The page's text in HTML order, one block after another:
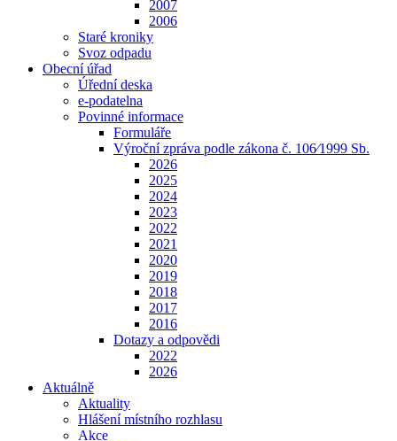
2007
2006
Staré kroniky
Svoz odpadu
Obecní úřad
Úřední deska
e-podatelna
Povinné informace
Formuláře
Výroční zpráva podle zákona č. 106⁄1999 Sb.
2026
2025
2024
2023
2022
2021
2020
2019
2018
2017
2016
Dotazy a odpovědi
2022
2026
Aktuálně
Aktuality
Hlášení místního rozhlasu
Akce